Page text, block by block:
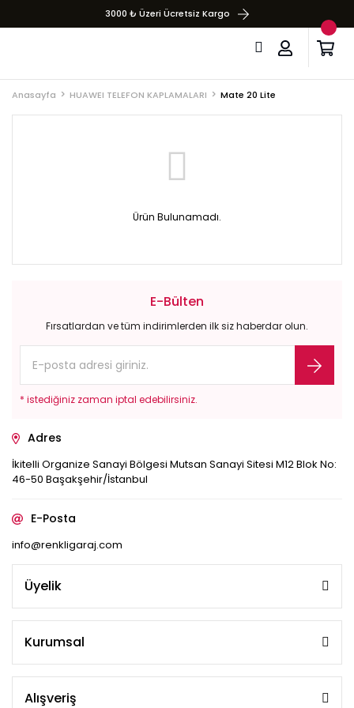
3000 ₺ Üzeri Ücretsiz Kargo
Anasayfa HUAWEI TELEFON KAPLAMALARI Mate 20 Lite
Ürün Bulunamadı.
E-Bülten
Fırsatlardan ve tüm indirimlerden ilk siz haberdar olun.
* istediğiniz zaman iptal edebilirsiniz.
Adres
İkitelli Organize Sanayi Bölgesi Mutsan Sanayi Sitesi M12 Blok No:
46-50 Başakşehir/İstanbul
E-Posta
info@renkligaraj.com
Üyelik
Kurumsal
Alışveriş